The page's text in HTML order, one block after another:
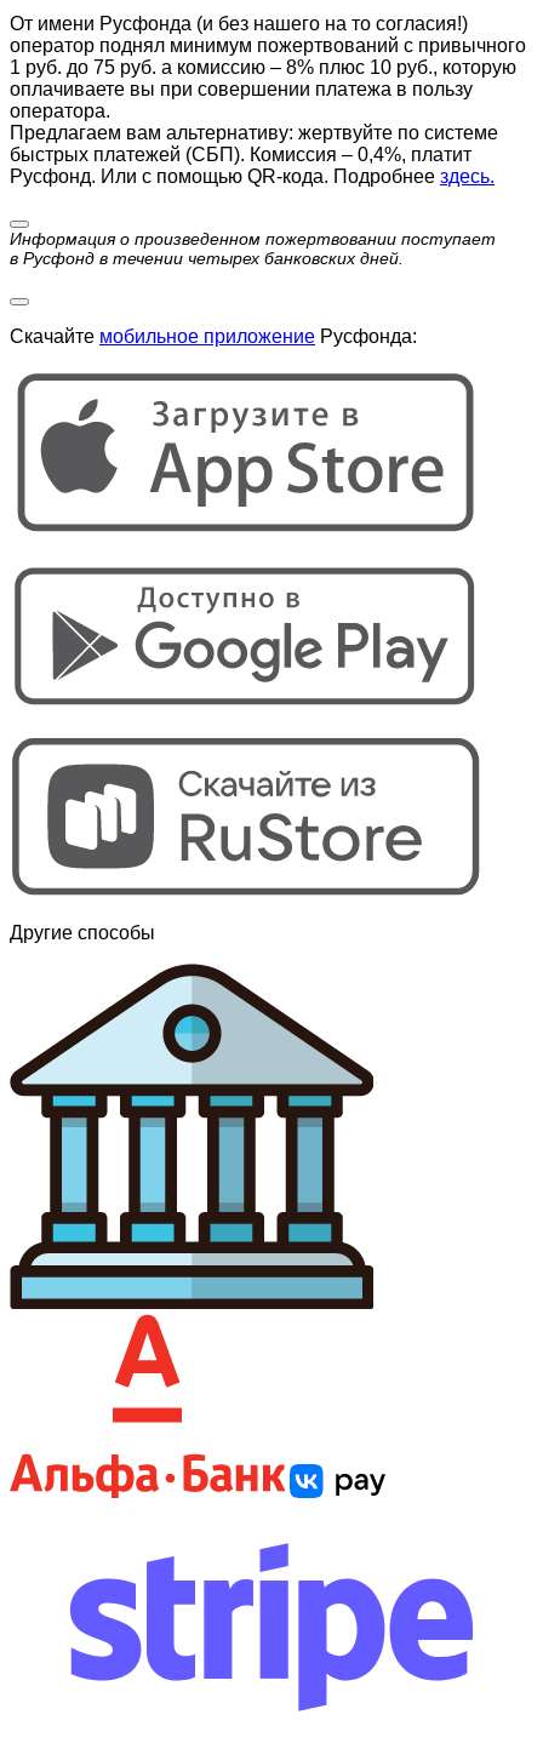
От имени Русфонда (и без нашего на то согласия!)
оператор поднял минимум пожертвований с привычного
1 руб. до 75 руб. а комиссию – 8% плюс 10 руб., которую
оплачиваете вы при совершении платежа в пользу
оператора.
Предлагаем вам альтернативу: жертвуйте по cистеме
быстрых платежей (СБП). Комиссия – 0,4%, платит
Русфонд. Или с помощью QR-кода. Подробнее здесь.
Информация о произведенном пожертвовании поступает
в Русфонд в течении четырех банковских дней.
Скачайте мобильное приложение Русфонда:
Другие способы